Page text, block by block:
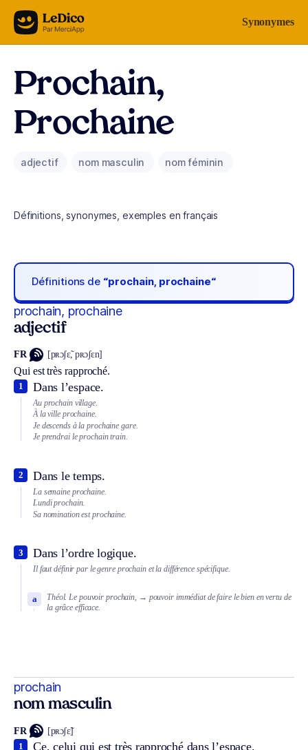
Aller au contenu Synonymes
Prochain,
Prochaine
adjectif nom masculin nom féminin
Définitions, synonymes, exemples en français
Définitions de “prochain, prochaine“
prochain, prochaine
adjectif
FR [pʀɔʃɛ̃, pʀɔʃɛn]
Qui est très rapproché.
Dans l’espace.
1
Au prochain village.
À la ville prochaine.
Je descends à la prochaine gare.
Je prendrai le prochain train.
Dans le temps.
2
La semaine prochaine.
Lundi prochain.
Sa nomination est prochaine.
Dans l’ordre logique.
3
Il faut définir par le genre prochain et la différence spécifique.
a Théol. Le pouvoir prochain, → pouvoir immédiat de faire le bien en vertu de
la grâce efficace.
prochain
nom masculin
FR [pʀɔʃɛ̃]
Ce, celui qui est très rapproché dans l’espace.
1